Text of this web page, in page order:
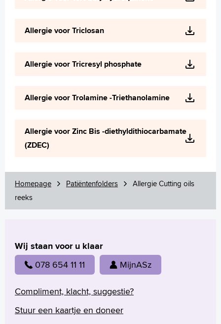
Allergie voor Triclosan
Allergie voor Tricresyl phosphate
Allergie voor Trolamine -Triethanolamine
Allergie voor Zinc Bis -diethyldithiocarbamate
(ZDEC)
Homepage Patiëntenfolders
Allergie Cutting oils
reeks
Wij staan voor u klaar
078 654 11 11 MijnASz
Compliment, klacht, suggestie?
Stuur een kaartje en doneer